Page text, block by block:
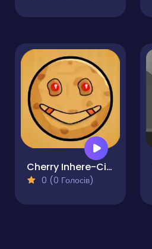
Cherry Inhere-Circle Pong King
0 (0 Голосів)